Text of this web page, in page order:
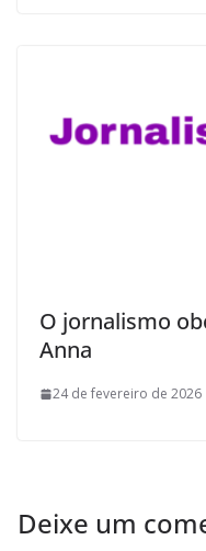
O jornalismo
Anna
24 de fevereiro de 2026
Deixe um